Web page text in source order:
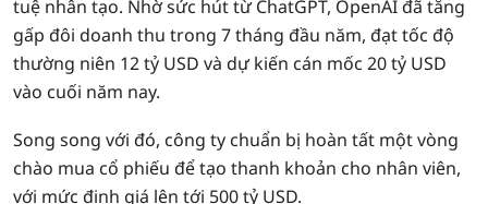
tuệ nhân tạo. Nhờ sức hút từ ChatGPT, OpenAI đã tăng
gấp đôi doanh thu trong 7 tháng đầu năm, đạt tốc độ
thường niên 12 tỷ USD và dự kiến cán mốc 20 tỷ USD
vào cuối năm nay.
Song song với đó, công ty chuẩn bị hoàn tất một vòng
chào mua cổ phiếu để tạo thanh khoản cho nhân viên,
với mức định giá lên tới 500 tỷ USD.